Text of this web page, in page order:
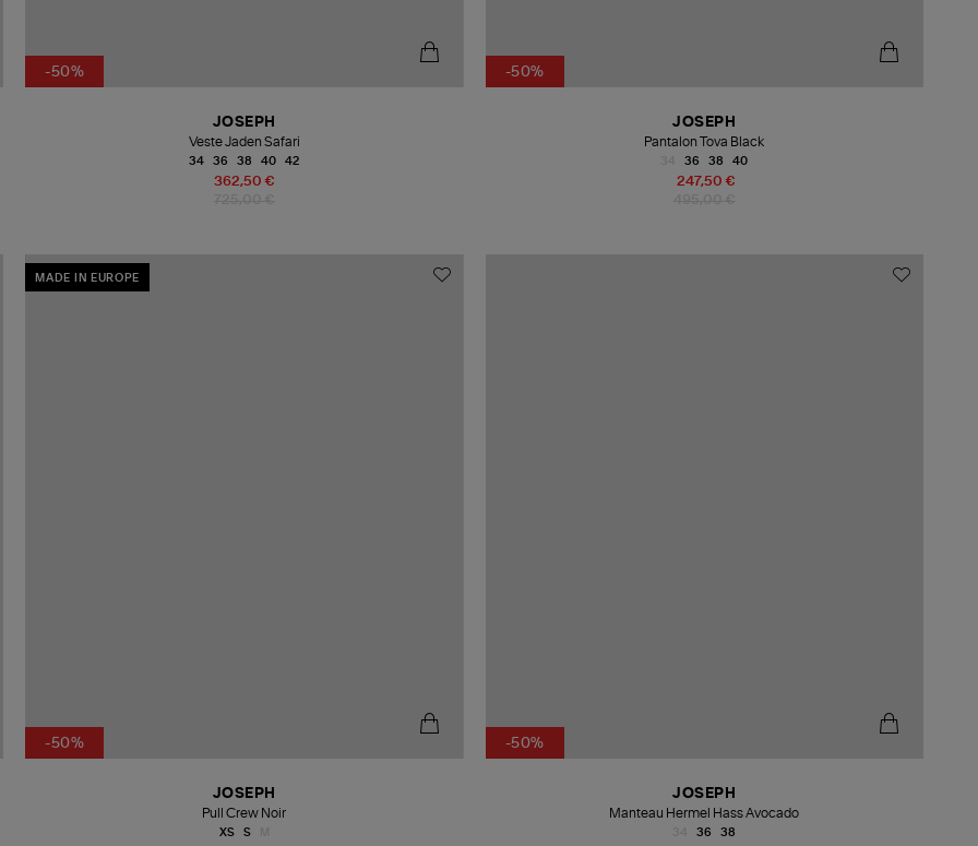
-50%
362,50 €
JOSEPH
Veste Jaden Safari
34 36 38 40 42
-50%
247,50 €
JOSEPH
Pantalon Tova Black
36 38 40
MADE IN EUROPE
-50%
JOSEPH
Pull Crew Noir
XS S
-50%
JOSEPH
Manteau Hermel Hass Avocado
36 38